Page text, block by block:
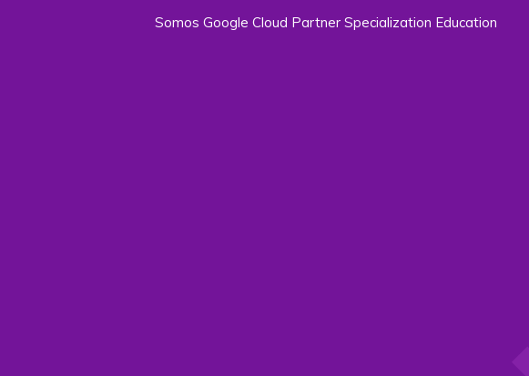
Somos Google Cloud Partner Specialization Education